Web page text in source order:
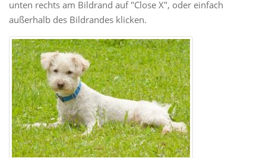
unten rechts am Bildrand auf "Close X", oder einfach
außerhalb des Bildrandes klicken.